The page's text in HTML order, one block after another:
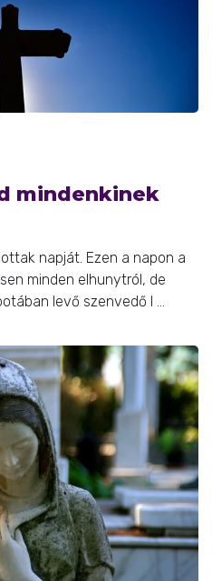
mindenkinek
napját. Ezen a napon a
minden elhunytról, de
levő szenvedő l ...